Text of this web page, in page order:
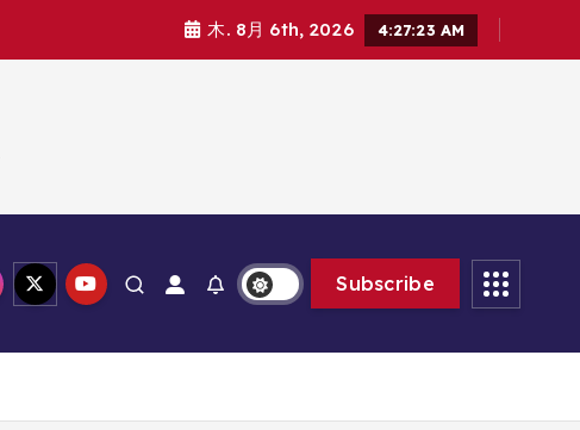
木. 8月 6th, 2026 4:27:24 AM
Subscribe